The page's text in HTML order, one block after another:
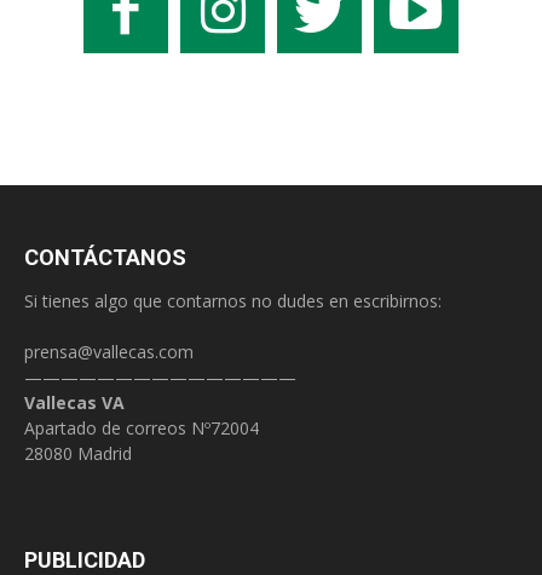
CONTÁCTANOS
Si tienes algo que contarnos no dudes en escribirnos:
prensa@vallecas.com
———————————————
Vallecas VA
Apartado de correos Nº72004
28080 Madrid
PUBLICIDAD